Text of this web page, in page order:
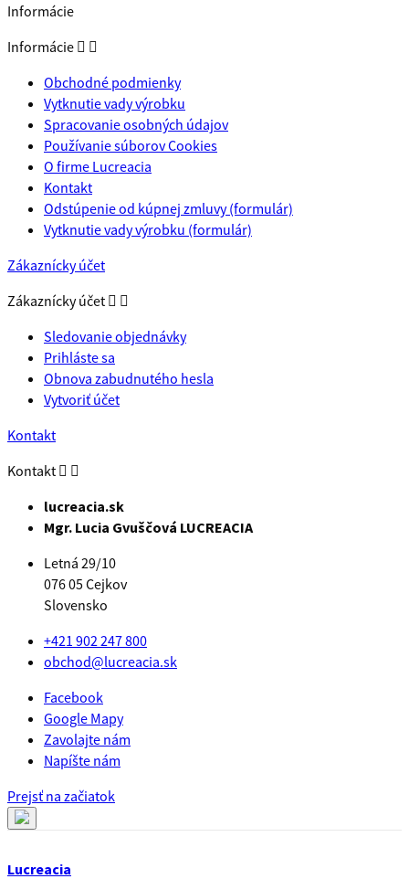
Informácie
Informácie  
Obchodné podmienky
Vytknutie vady výrobku
Spracovanie osobných údajov
Používanie súborov Cookies
O firme Lucreacia
Kontakt
Odstúpenie od kúpnej zmluvy (formulár)
Vytknutie vady výrobku (formulár)
Zákaznícky účet
Zákaznícky účet  
Sledovanie objednávky
Prihláste sa
Obnova zabudnutého hesla
Vytvoriť účet
Kontakt
Kontakt  
lucreacia.sk
Mgr. Lucia Gvuščová LUCREACIA
Letná 29/10
076 05 Cejkov
Slovensko
+421 902 247 800
obchod@lucreacia.sk
Facebook
Google Mapy
Zavolajte nám
Napíšte nám
Prejsť na začiatok
Lucreacia